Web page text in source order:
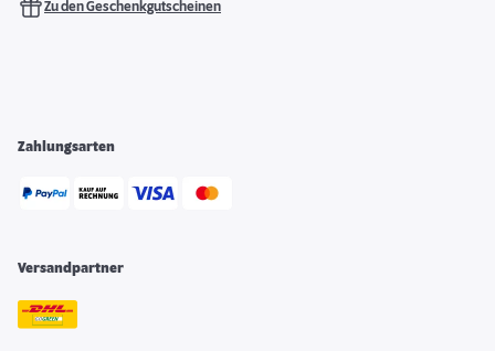
Zu den Geschenkgutscheinen
Zahlungsarten
Versandpartner